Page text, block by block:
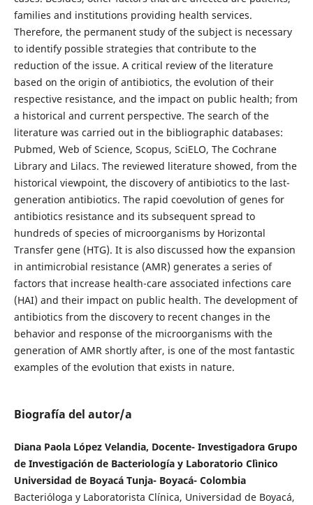
families and institutions providing health services.
Therefore, the permanent study of the subject is necessary
to identify possible strategies that contribute to the
reduction of the issue. A critical review of the literature
based on the origin of antibiotics, the evolution of their
respective resistance, and the impact on public health; from
a historical and current perspective. The search of the
literature was carried out in the bibliographic databases:
Pubmed, Web of Science, Scopus, SciELO, The Cochrane
Library and Lilacs. The reviewed literature showed, from the
historical viewpoint, the discovery of antibiotics to the last-
generation antibiotics. The rapid coevolution of genes for
antibiotics resistance and its subsequent spread to
hundreds of species of microorganisms by Horizontal
Transfer gene (HTG). It is also discussed how the expansion
in antimicrobial resistance (AMR) generates a series of
factors that increase health-care associated infections care
(HAI) and their impact on public health. The development of
antibiotics from the discovery to recent changes in the
behavior and response of the microorganisms with the
generation of AMR shortly after, is one of the most fantastic
examples of the evolution that exists in nature.
Biografía del autor/a
Diana Paola López Velandia, Docente- Investigadora Grupo
de Investigación de Bacteriología y Laboratorio Clìnico
Universidad de Boyacá Tunja- Boyacá- Colombia
Bacterióloga y Laboratorista Clínica, Universidad de Boyacá,